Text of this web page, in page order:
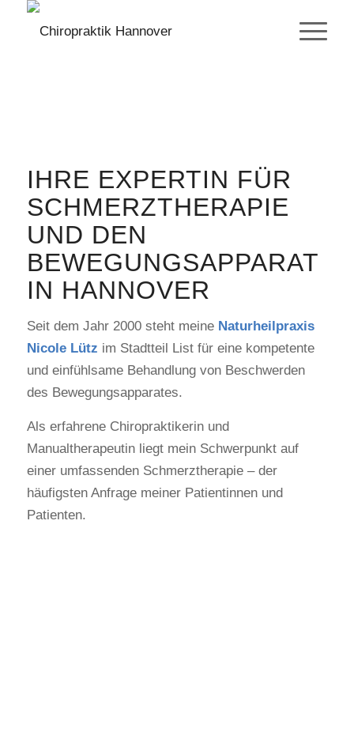
IHRE EXPERTIN FÜR
SCHMERZTHERAPIE
UND DEN
BEWEGUNGSAPPARAT
IN HANNOVER
Seit dem Jahr 2000 steht meine Naturheilpraxis
Nicole Lütz im Stadtteil List für eine kompetente
und einfühlsame Behandlung von Beschwerden
des Bewegungsapparates.
Als erfahrene Chiropraktikerin und
Manualtherapeutin liegt mein Schwerpunkt auf
einer umfassenden Schmerztherapie – der
häufigsten Anfrage meiner Patientinnen und
Patienten.